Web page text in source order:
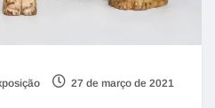
27 de março de 2021